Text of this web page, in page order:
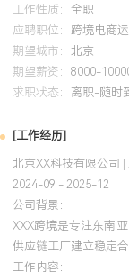
工作性质： 全职
应聘职位： 跨境电商
期望城市： 北京
期望薪资： 8000-
求职状态： 离职-随时
[工作经历]
北京XX科技有限公司 |
2024-09 - 2025-12
公司背景：
XXX跨境是专注东南
供应链工厂建立稳定合
工作内容：